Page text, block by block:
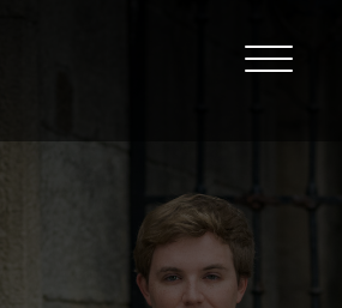
Toggle